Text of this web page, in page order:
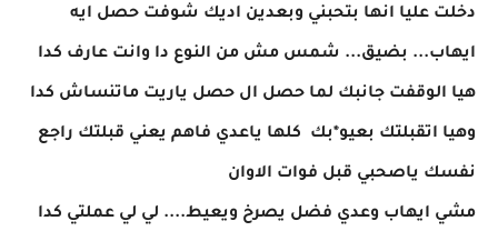
دخلت عليا انها بتحبني وبعدين اديك شوفت حصل ايه
ايهاب... بضيق... شمس مش من النوع دا وانت عارف كدا
هيا الوقفت جانبك لما حصل ال حصل ياريت ماتنساش كدا
وهيا اتقبلتك بعيو*بك كلها ياعدي فاهم يعني قبلتك راجع
نفسك ياصحبي قبل فوات الاوان
مشي ايهاب وعدي فضل يصرخ ويعيط.... لي لي عملتي كدا